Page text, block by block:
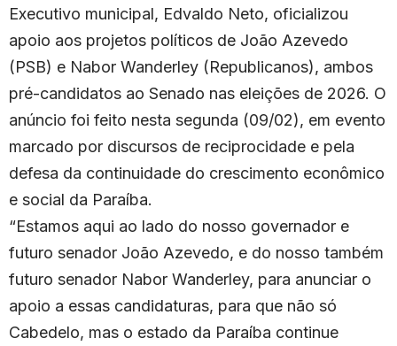
Executivo municipal, Edvaldo Neto, oficializou
apoio aos projetos políticos de João Azevedo
(PSB) e Nabor Wanderley (Republicanos), ambos
pré-candidatos ao Senado nas eleições de 2026. O
anúncio foi feito nesta segunda (09/02), em evento
marcado por discursos de reciprocidade e pela
defesa da continuidade do crescimento econômico
e social da Paraíba.
“Estamos aqui ao lado do nosso governador e
futuro senador João Azevedo, e do nosso também
futuro senador Nabor Wanderley, para anunciar o
apoio a essas candidaturas, para que não só
Cabedelo, mas o estado da Paraíba continue